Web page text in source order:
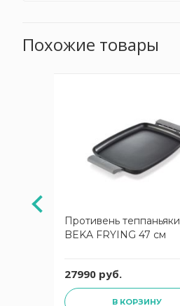
Похожие товары
Противень теппаньяки
BEKA FRYING 47 см
27990 руб.
В КОРЗИНУ